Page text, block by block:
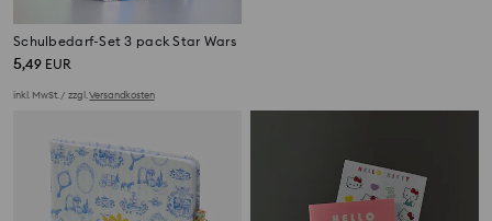
Schulbedarf-Set 3 pack Star Wars
5,49 EUR
inkl. MwSt. / zzgl.Versandkosten